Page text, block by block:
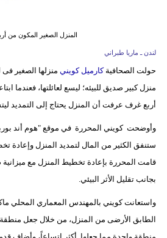
المنزل الصغير المكون من
لندن ـ ماريا طبراني
حولت الصحافيةكارميل كويني منزلها الصغير
منزل كبير صديق للبيئه؛ ليسع لعائلتها، فعندما
أربع غرف عرفت أن المنزل يحتاج إلى التمديد
وأوضحت كويني المحررة في موقع "هوم أند
ستنفق الكثير من المال لتمديد المنزل
قامت المحررة بإعادة تخطيط المنزل مع ميزانية
بجانب تقليل الأثر البيئي.
واستعانت كويني بالمهندس المعماري المحلي
الطابق الأرضى من المنزل، من خلال جعل منطقة